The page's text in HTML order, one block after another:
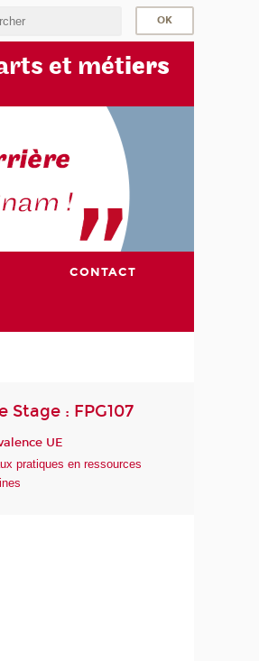
et métiers
CONTACT
Stage : FPG107
UE
pratiques en ressources